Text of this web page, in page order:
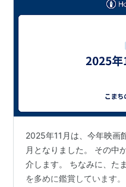
2025年11月は、今年映画
月となりました。 その中
介します。 ちなみに、た
を多めに鑑賞しています